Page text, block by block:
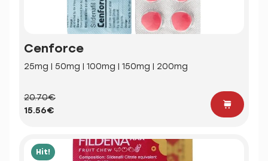
Cenforce
25mg | 50mg | 100mg | 150mg | 200mg
20.70€
15.56€
Hit!